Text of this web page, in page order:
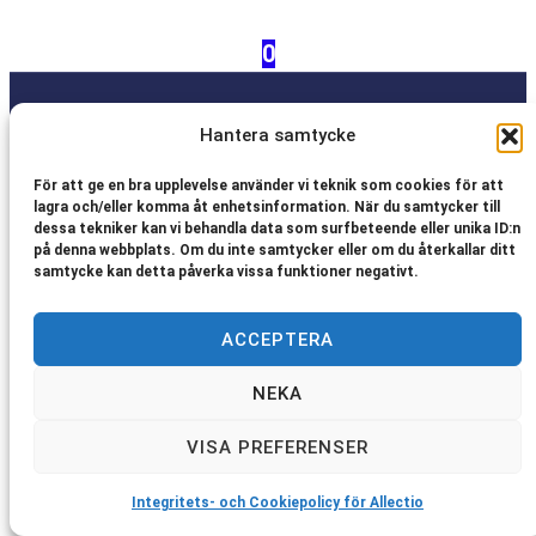
Hantera samtycke
För att ge en bra upplevelse använder vi teknik som cookies för att
lagra och/eller komma åt enhetsinformation. När du samtycker till
dessa tekniker kan vi behandla data som surfbeteende eller unika ID:n
på denna webbplats. Om du inte samtycker eller om du återkallar ditt
samtycke kan detta påverka vissa funktioner negativt.
ACCEPTERA
NEKA
VISA PREFERENSER
Integritets- och Cookiepolicy för Allectio
0
Copyright © 2026 Allectio